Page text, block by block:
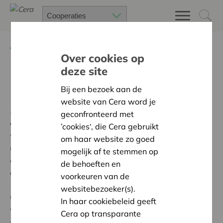
Historiek
2012 Internationaal Jaar van de Coöperaties
een erkenning voor de coöperatieve sector. Voor Cera
was dit de directe aanleiding om de waardevolle,
maar versnipperde initiatieven rond het stimuleren en
ontwikkelen van coöperatief ondernemen te bundelen
onder één naam: Coopburo.
Coopburo steunt aldus op de expertise en knowhow
van alle verschillende projecten en
Over cookies op
deze site
Bij een bezoek aan de
website van Cera word je
geconfronteerd met
’cookies‘, die Cera gebruikt
om haar website zo goed
mogelijk af te stemmen op
de behoeften en
voorkeuren van de
websitebezoeker(s).
In haar cookiebeleid geeft
Cera op transparante